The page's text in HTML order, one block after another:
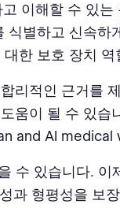
이해할 수 있는
식별하고 신속하
한 보호 장치 역
리적인 근거를
움이 될 수 있습
and AI medical
수 있습니다. 이
과 형평성을 보